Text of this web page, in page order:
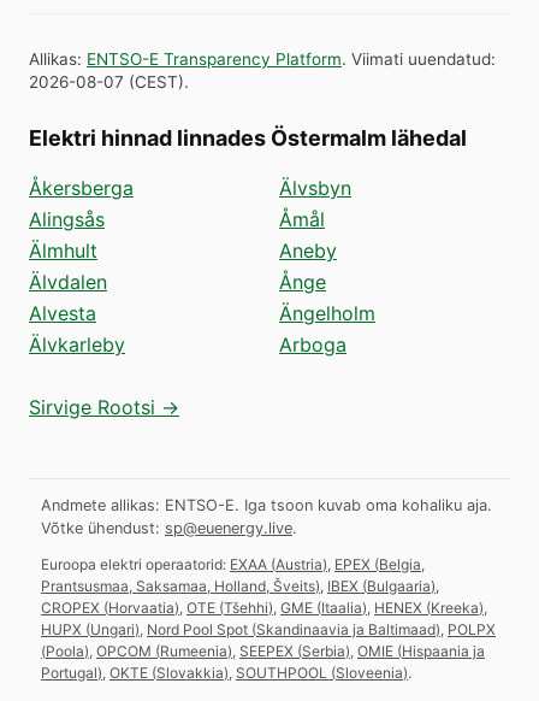
Allikas: ENTSO-E Transparency Platform. Viimati uuendatud:
2026-08-07 (CEST).
Elektri hinnad linnades Östermalm lähedal
Åkersberga
Alingsås
Älmhult
Älvdalen
Alvesta
Älvkarleby
Älvsbyn
Åmål
Aneby
Ånge
Ängelholm
Arboga
Sirvige Rootsi →
Andmete allikas: ENTSO-E. Iga tsoon kuvab oma kohaliku aja.
Võtke ühendust: sp@euenergy.live.
Euroopa elektri operaatorid: EXAA (Austria) EPEX (Belgia,
Prantsusmaa, Saksamaa, Holland, Šveits) IBEX (Bulgaaria)
CROPEX (Horvaatia) OTE (Tšehhi) GME (Itaalia) HENEX (Kreeka)
HUPX (Ungari) Nord Pool Spot (Skandinaavia ja Baltimaad) POLPX
(Poola) OPCOM (Rumeenia) SEEPEX (Serbia) OMIE (Hispaania ja
Portugal) OKTE (Slovakkia) SOUTHPOOL (Sloveenia).